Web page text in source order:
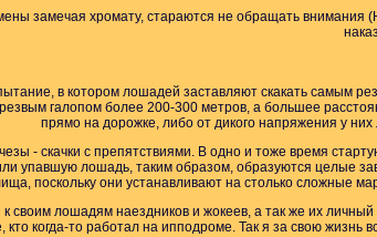
замечая хромату, стараются не обращать внимания
в котором лошадей заставляют скакать самым
галопом более 200-300 метров, а большее
прямо на дорожке, либо от дикого напряжения у
- скачки с препятствиями. В одно и тоже время
упавшую лошадь, таким образом, образуются целые
поскольку они устанавливают на столько сложные
своим лошадям наездников и жокеев, а так же их
кто когда-то работал на ипподроме. Так я за свою